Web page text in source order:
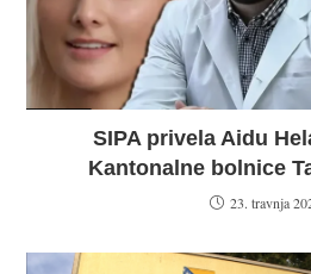
SIPA privela Aidu
Kantonalne bolnice
23. travnja